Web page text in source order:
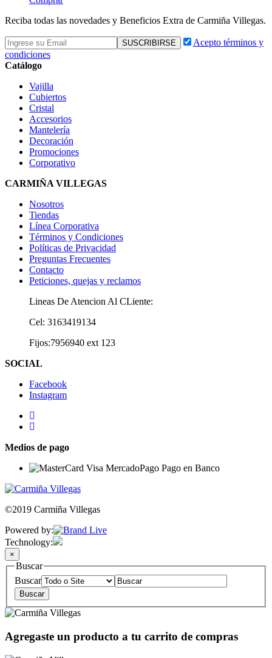
Reciba todas las novedades y Beneficios Extra de Carmiña Villegas.
Acepto términos y
condiciones
Catálogo
Vajilla
Cubiertos
Cristal
Accesorios
Mantelería
Decoración
Promociones
Corporativo
CARMIÑA VILLEGAS
Nosotros
Tiendas
Línea Corporativa
Términos y Condiciones
Políticas de Privacidad
Preguntas Frecuentes
Contacto
Peticiones, quejas y reclamos
Lineas De Atencion Al CLiente:
Cel: 3163419134
Fijos:7956940 ext 123
SOCIAL
Facebook
Instagram
Medios de pago
©2019 Carmiña Villegas
Powered by:
Technology:
×
Buscar
Buscar
Agregaste un producto a tu carrito de compras